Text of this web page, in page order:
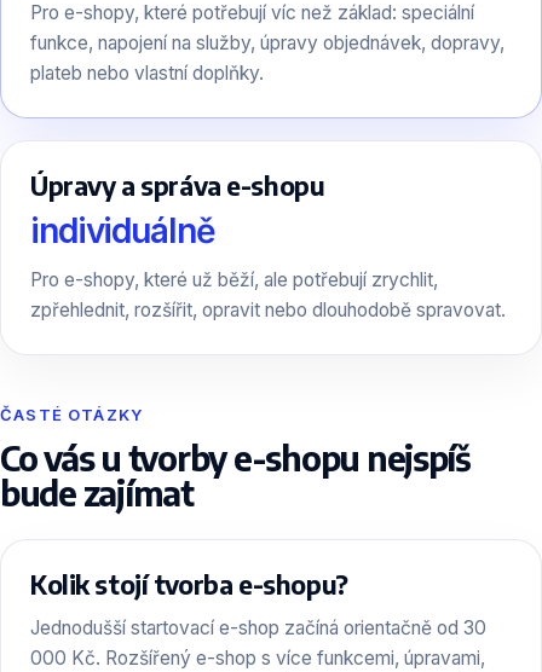
Pro e-shopy, které potřebují víc než základ: speciální
funkce, napojení na služby, úpravy objednávek, dopravy,
plateb nebo vlastní doplňky.
Úpravy a správa e-shopu
individuálně
Pro e-shopy, které už běží, ale potřebují zrychlit,
zpřehlednit, rozšířit, opravit nebo dlouhodobě spravovat.
ČASTÉ OTÁZKY
Co vás u tvorby e-shopu nejspíš
bude zajímat
Kolik stojí tvorba e-shopu?
Jednodušší startovací e-shop začíná orientačně od 30
000 Kč. Rozšířený e-shop s více funkcemi, úpravami,